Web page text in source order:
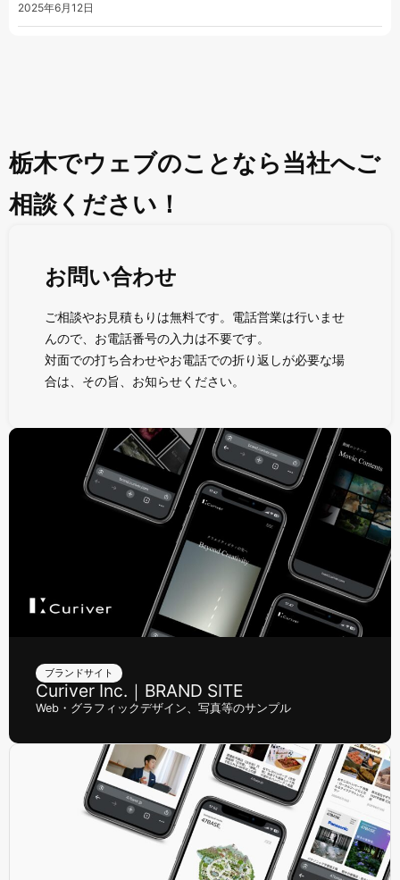
2025年6月12日
栃木でウェブのことなら当社へご
相談ください！
お問い合わせ
ご相談やお見積もりは無料です。電話営業は行いませ
んので、お電話番号の入力は不要です。
対面での打ち合わせやお電話での折り返しが必要な場
合は、その旨、お知らせください。
ブランドサイト
Curiver Inc.｜BRAND SITE
Web・グラフィックデザイン、写真等のサンプル